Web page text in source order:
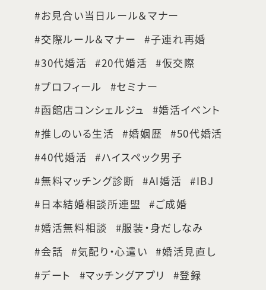
お見合い当日ルール＆マナー
交際ルール＆マナー
子連れ再婚
30代婚活
20代婚活
仮交際
プロフィール
セミナー
函館店コンシェルジュ
婚活イベント
推しのいる生活
婚姻歴
50代婚活
40代婚活
ハイスペック男子
無料マッチング診断
AI婚活
IBJ
日本結婚相談所連盟
ご成婚
婚活無料相談
服装・身だしなみ
会話
気配り・心遣い
婚活見直し
デート
マッチングアプリ
登録